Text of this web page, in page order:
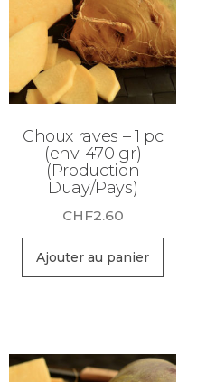
Choux raves – 1 pc
(env. 470 gr)
(Production
Duay/Pays)
CHF2.60
Ajouter au panier